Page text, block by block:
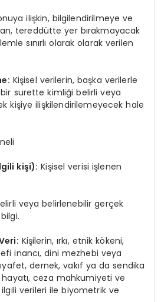
ilişkin, bilgilendirilmeye ve
tereddütte yer bırakmayacak
sınırlı olarak olarak verilen
Kişisel verilerin, başka verilerle
surette kimliği belirli veya
kişiye ilişkilendirilemeyecek hale
kişi): Kişisel verisi işlenen
veya belirlenebilir gerçek
Kişilerin, ırkı, etnik kökeni,
inancı, dini mezhebi veya
dernek, vakıf ya da sendika
hayatı, ceza mahkumiyeti ve
verileri ile biyometrik ve